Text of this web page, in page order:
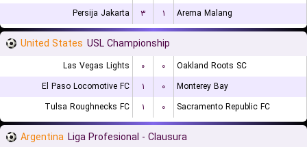
Persija Jakarta
۳ ۱ Arema Malang
United States USL Championship
Las Vegas Lights ۰ ۰
Oakland Roots SC
El Paso Locomotive FC
۱ ۰
Monterey Bay
Tulsa Roughnecks FC
۱ ۰ Sacramento Republic FC
Argentina Liga Profesional - Clausura